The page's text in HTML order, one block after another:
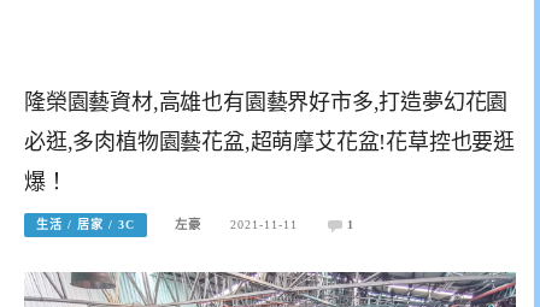
隆榮園藝資材,高雄也有園藝界好市多,打造夢幻花園
必逛,多肉植物園藝花盆,超萌摩艾花盆!花草控也要逛
爆！
生活 / 居家 / 3C 左豪 2021-11-11 1